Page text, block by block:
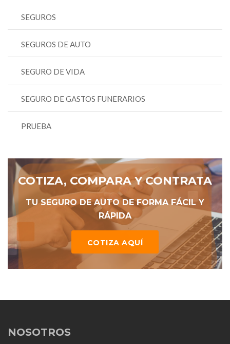
SEGUROS
SEGUROS DE AUTO
SEGURO DE VIDA
SEGURO DE GASTOS FUNERARIOS
PRUEBA
COTIZA, COMPARA Y CONTRATA
TU SEGURO DE AUTO DE FORMA FÁCIL Y
RÁPIDA
COTIZA AQUÍ
NOSOTROS